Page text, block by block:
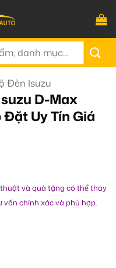
Đèn Isuzu
D-Max
Đặt Uy Tín Giá
và quà tặng có thể thay
vấn chính xác và phù hợp.